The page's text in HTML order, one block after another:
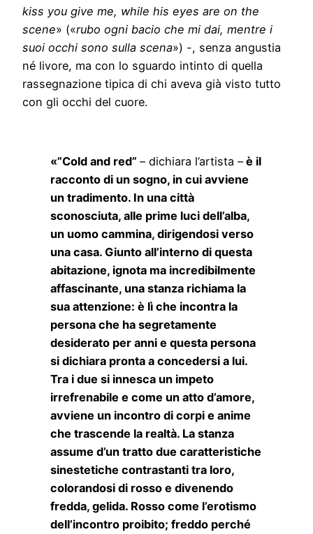
kiss you give me, while his eyes are on the
scene» («rubo ogni bacio che mi dai, mentre i
suoi occhi sono sulla scena») -, senza angustia
né livore, ma con lo sguardo intinto di quella
rassegnazione tipica di chi aveva già visto tutto
con gli occhi del cuore.
«”Cold and red” – dichiara l’artista –è il
racconto di un sogno, in cui avviene
un tradimento. In una città
sconosciuta, alle prime luci dell’alba,
un uomo cammina, dirigendosi verso
una casa. Giunto all’interno di questa
abitazione, ignota ma incredibilmente
affascinante, una stanza richiama la
sua attenzione: è lì che incontra la
persona che ha segretamente
desiderato per anni e questa persona
si dichiara pronta a concedersi a lui.
Tra i due si innesca un impeto
irrefrenabile e come un atto d’amore,
avviene un incontro di corpi e anime
che trascende la realtà. La stanza
assume d’un tratto due caratteristiche
sinestetiche contrastanti tra loro,
colorandosi di rosso e divenendo
fredda, gelida. Rosso come l’erotismo
dell’incontro proibito; freddo perché